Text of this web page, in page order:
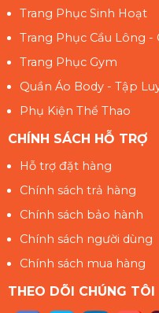
Trang Phục Sinh Hoạt
Trang Phục Cầu Lông -
Trang Phục Gym
Quần Áo Body - Tập
Phụ Kiện Thể Thao
CHÍNH SÁCH HỖ TRỢ
Hỗ trợ đặt hàng
Chính sách trả hàng
Chính sách bảo hành
Chính sách người dùng
Chính sách mua hàng
THEO DÕI CHÚNG TÔI